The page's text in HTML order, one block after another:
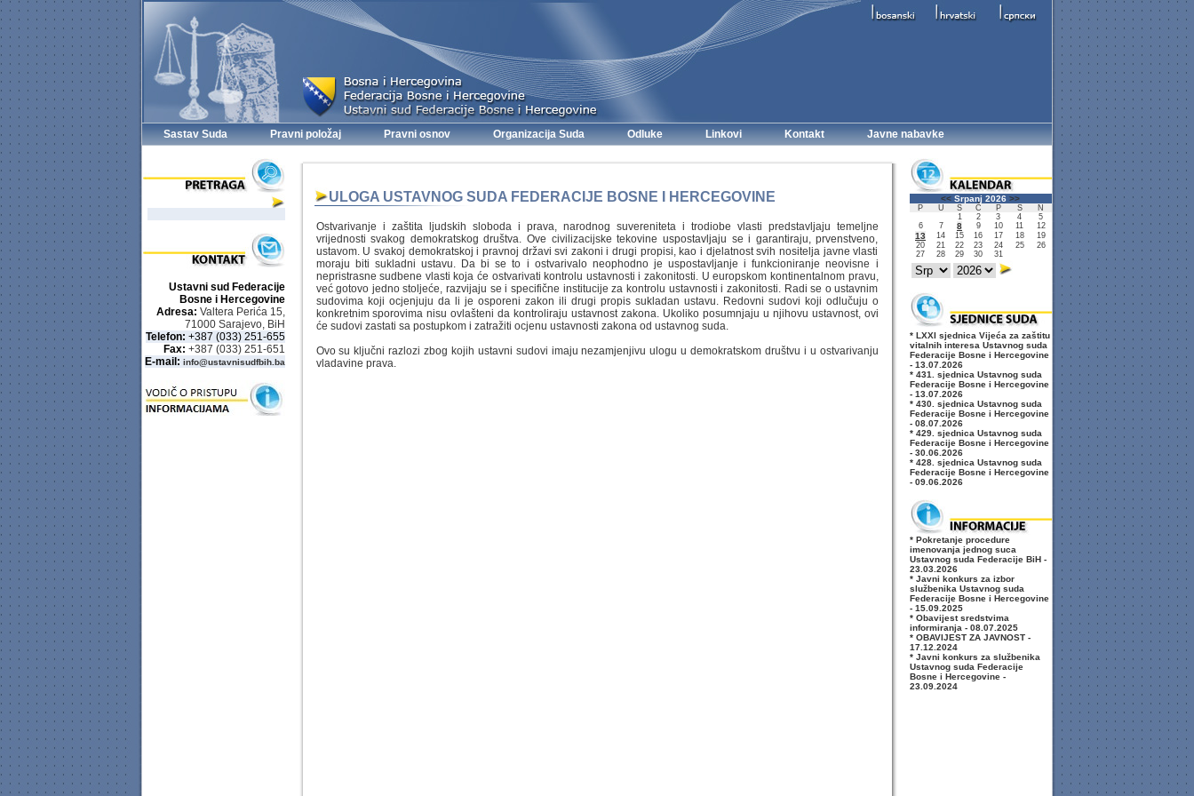
Sastav Suda Pravni položaj Pravni osnov Organizacija Suda Odluke Linkovi Kontakt Javne nabavke
Ustavni sud Federacije
Bosne i Hercegovine
Adresa: Valtera Perića 15,
71000 Sarajevo, BiH
Telefon: +387 (033) 251-655
Fax: +387 (033) 251-651
E-mail: info@ustavnisudfbih.ba
ULOGA USTAVNOG SUDA FEDERACIJE BOSNE I HERCEGOVINE
Ostvarivanje i zaštita ljudskih sloboda i prava, narodnog suvereniteta i trodiobe vlasti predstavljaju temeljne
vrijednosti svakog demokratskog društva. Ove civilizacijske tekovine uspostavljaju se i garantiraju, prvenstveno,
ustavom. U svakoj demokratskoj i pravnoj državi svi zakoni i drugi propisi, kao i djelatnost svih nositelja javne vlasti
moraju biti sukladni ustavu. Da bi se to i ostvarivalo neophodno je uspostavljanje i funkcioniranje neovisne i
nepristrasne sudbene vlasti koja će ostvarivati kontrolu ustavnosti i zakonitosti. U europskom kontinentalnom pravu,
već gotovo jedno stoljeće, razvijaju se i specifične institucije za kontrolu ustavnosti i zakonitosti. Radi se o ustavnim
sudovima koji ocjenjuju da li je osporeni zakon ili drugi propis sukladan ustavu. Redovni sudovi koji odlučuju o
konkretnim sporovima nisu ovlašteni da kontroliraju ustavnost zakona. Ukoliko posumnjaju u njihovu ustavnost, ovi
će sudovi zastati sa postupkom i zatražiti ocjenu ustavnosti zakona od ustavnog suda.
Ovo su ključni razlozi zbog kojih ustavni sudovi imaju nezamjenjivu ulogu u demokratskom društvu i u ostvarivanju
vladavine prava.
<< Srpanj 2026 >>
P U S Č P S
N
1
2 3 4
5
6
7 8 9 10 11 12
13 14 15 16 17 18
19
20
21 22 23 24 25
26
27
28 29 30 31
* LXXI sjednica Vijeća za zaštitu
vitalnih interesa Ustavnog suda
Federacije Bosne i Hercegovine
- 13.07.2026
* 431. sjednica Ustavnog suda
Federacije Bosne i Hercegovine
- 13.07.2026
* 430. sjednica Ustavnog suda
Federacije Bosne i Hercegovine
- 08.07.2026
* 429. sjednica Ustavnog suda
Federacije Bosne i Hercegovine
- 30.06.2026
* 428. sjednica Ustavnog suda
Federacije Bosne i Hercegovine
- 09.06.2026
* Pokretanje procedure
imenovanja jednog suca
Ustavnog suda Federacije BiH -
23.03.2026
* Javni konkurs za izbor
službenika Ustavnog suda
Federacije Bosne i Hercegovine
- 15.09.2025
* Obavijest sredstvima
informiranja - 08.07.2025
* OBAVIJEST ZA JAVNOST -
17.12.2024
* Javni konkurs za službenika
Ustavnog suda Federacije
Bosne i Hercegovine -
23.09.2024